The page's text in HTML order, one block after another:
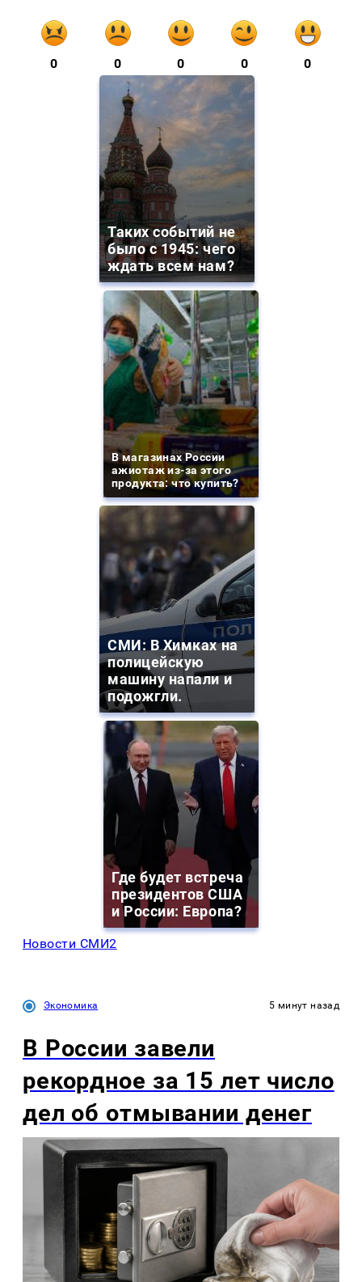
0 0 0 0 0
Таких событий не
было с 1945: чего
ждать всем нам?
В магазинах России
ажиотаж из-за этого
продукта: что купить?
СМИ: В Химках на
полицейскую
машину напали и
подожгли.
Где будет встреча
президентов США
и России: Европа?
Новости СМИ2
Экономика 5 минут назад
В России завели
рекордное за 15 лет число
дел об отмывании денег